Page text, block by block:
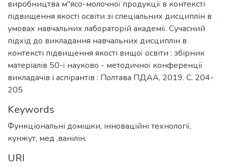
виробництва м"ясо-молочної продукції в контексті
підвищення якості освіти зі спеціальних дисциплін в
умовах навчальних лабораторій академії. Сучасний
підхід до викладання навчальних дисциплін в
контексті підвищення якості вищої освіти : збірник
матеріалів 50-ї науково - методичної конференції
викладачів і аспірантів : Полтава ПДАА, 2019. С. 204-
205
Keywords
Функціональні домішки, інноваційні технології,
кунжут, мед ,ванілін.
URI